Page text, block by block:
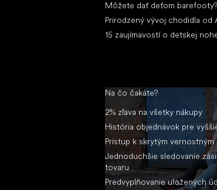
Môžete dať deťom barefooty?
Prirodzený vývoj chodidla od
15 zaujímavostí o detskej
Na čo čakáte?
2% zľava na všetky nákupy
História objednávok pre
Prístup k skrytým vernostným
Jednoduchšie sledovanie
tovaru
Predvyplňovanie uložených